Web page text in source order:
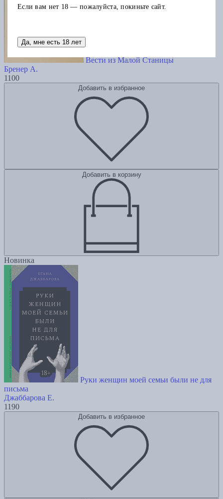
Вести из Малой Станицы
Бренер А.
1100
Добавить в избранное
Добавить в корзину
Новинка
Руки женщин моей семьи были не для
письма
Джаббарова Е.
1190
Добавить в избранное
Если вам нет 18 — пожалуйста, покиньте сайт.
Да, мне есть 18 лет